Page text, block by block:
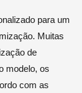
para um
Muitas
de
modelo, os
com as